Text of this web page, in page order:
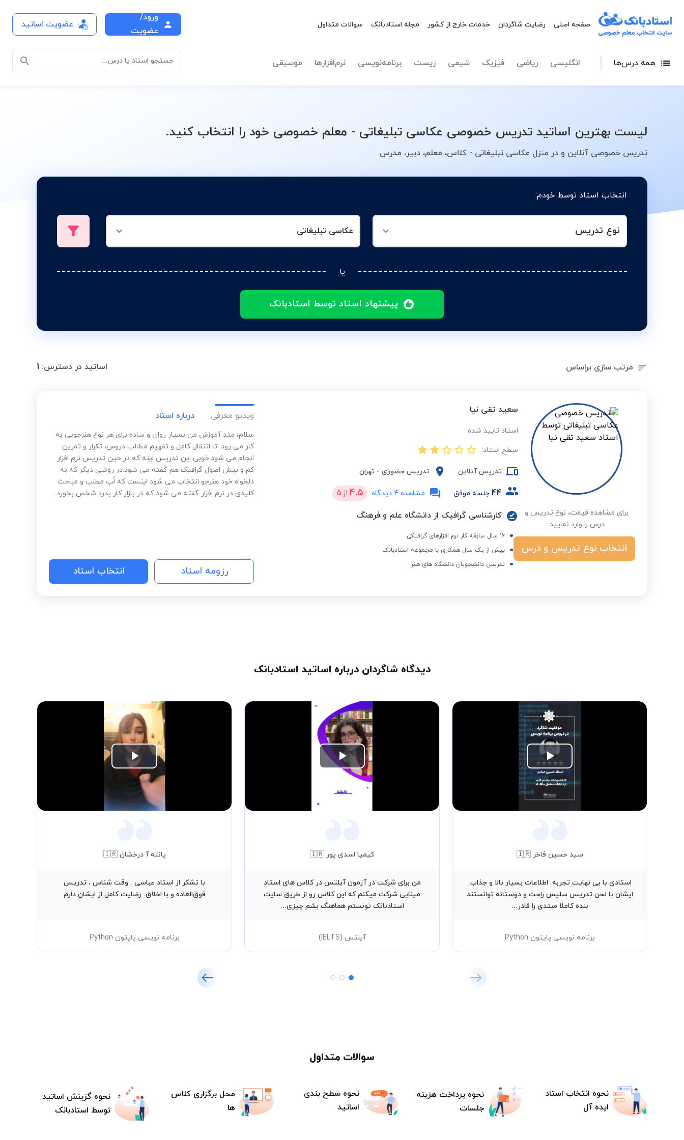
صفحه اصلی رضایت شاگردان خدمات خارج از کشور مجله استادبانک سوالات متداول
ورود/
عضویت
عضویت اساتید
همه درس‌ها انگلیسی ریاضی فیزیک شیمی زیست برنامه‌نویسی نرم‌افزارها موسیقی جستجو استاد یا درس...
لیست بهترین اساتید تدریس خصوصی عکاسی تبلیغاتی - معلم خصوصی خود را انتخاب کنید.
تدریس خصوصی آنلاین و در منزل عکاسی تبلیغاتی - کلاس، معلم، دبیر، مدرس
انتخاب استاد توسط خودم:
نوع تدریس عکاسی تبلیغاتی
یا
پیشنهاد استاد توسط استادبانک
نوع تدریس
مرتب سازی براساس اساتید در دسترس: 1
برای مشاهده قیمت، نوع تدریس و
درس را وارد نمایید:
انتخاب نوع تدریس و درس
سعید تقی نیا
استاد تایید شده
سطح استاد:
تدریس آنلاین تدریس حضوری - تهران
44 جلسه موفق مشاهده 4 دیدگاه 4.5 از 5
کارشناسی گرافیک از دانشگاه علم و فرهنگ
16 سال سابقه کار نرم افزارهای گرافیکی
بیش از یک سال همکاری با مجموعه استادبانک
تدریس دانشجویان دانشگاه های هنر
ویدیو معرفی درباره استاد
سلام، متد آموزش من بسیار روان و ساده برای هر نوع هنرجویی به
کار می رود. تا انتقال کامل و تفهیم مطالب دروس، تکرار و تمرین
انجام می شود.خوبی این تدریس اینه که در حین تدریس نرم افزار
کم و بیش اصول گرافیک هم گفته می شود.در روشی دیگر که به
دلخواه خود هنرجو انتخاب می شود اینست که لُب مطلب و مباحث
کلیدی در نرم افزار گفته می شود که در بازار کار بدرد شخص بخورد.
رزومه استاد انتخاب استاد
دیدگاه شاگردان درباره اساتید استادبانک
Play
Video
سید حسین فاخر 🇮🇷
استادی با بی نهایت تجربه. اطلاعات بسیار بالا و جذاب.
ایشان با لحن تدریس سلیس راحت و دوستانه توانستند
بنده کاملا مبتدی را قادر...
برنامه نویسی پایتون Python
Play
Video
کیمیا اسدی پور 🇮🇷
من برای شرکت در آزمون آیلتس در کلاس های استاد
مینایی شرکت میکنم که این کلاس رو از طریق سایت
استادبانک تونستم هماهنگ بشم چیزی...
آیلتس (IELTS)
Play
Video
پانته آ درخشان 🇮🇷
با تشکر از استاد عباسی . وقت شناس ، تدریس
فوق‌العاده و با اخلاق. رضایت کامل از ایشان دارم
برنامه نویسی پایتون Python
سوالات متداول
نحوه انتخاب استاد
ایده آل
نحوه پرداخت هزینه
جلسات
نحوه سطح بندی
اساتید
محل برگزاری کلاس
ها
نحوه گزینش اساتید
توسط استادبانک